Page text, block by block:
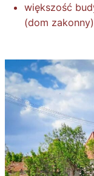
większość
(dom